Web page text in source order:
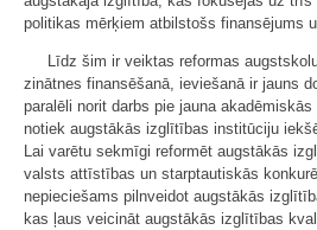
politikas mērķiem atbilstošs finansējums
Līdz šim ir veiktas reformas
zinātnes finansēšanā, ieviešanā ir jauns
paralēli norit darbs pie jauna
notiek augstākās izglītības institūciju
Lai varētu sekmīgi reformēt augstākās
valsts attīstības un starptautiskās
nepieciešams pilnveidot augstākās
kas ļaus veicināt augstākās izglītības